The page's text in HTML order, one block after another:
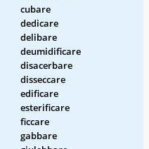
cubare
dedicare
delibare
deumidificare
disacerbare
disseccare
edificare
esterificare
ficcare
gabbare